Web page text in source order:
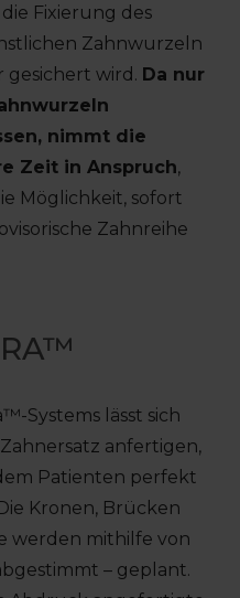
Fixierung des
Zahnwurzeln
gesichert wird. Da nur
nimmt die
Zeit in Anspruch,
Möglichkeit, sofort
Zahnreihe
Systems lässt sich
anfertigen,
Patienten perfekt
Kronen, Brücken
werden mithilfe von
– geplant.